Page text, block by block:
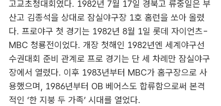
고교초청대회였다. 1982년 7월 17일 경북고 류중일은 부
산고 김종석을 상대로 잠실야구장 1호 홈런을 쏘아 올렸
다. 프로야구 첫 경기는 1982년 8월 1일 롯데 자이언츠-
MBC 청룡전이었다. 개장 첫해인 1982년엔 세계야구선
수권대회 준비 관계로 프로 경기는 단 세 차례만 잠실야구
장에서 열렸다. 이후 1983년부터 MBC가 홈구장으로 사
용했으며, 1986년부터 OB 베어스도 합류함으로써 본격
적인 ‘한 지붕 두 가족’ 시대를 열었다.